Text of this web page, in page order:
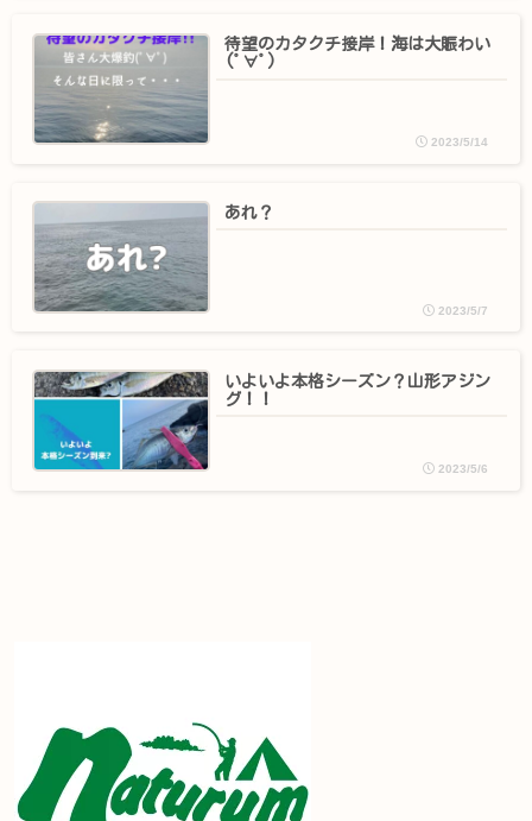
待望のカタクチ接岸！海は大賑わい
(ﾟ∀ﾟ)
2023/5/14
あれ？
2023/5/7
いよいよ本格シーズン？山形アジン
グ！！
2023/5/6